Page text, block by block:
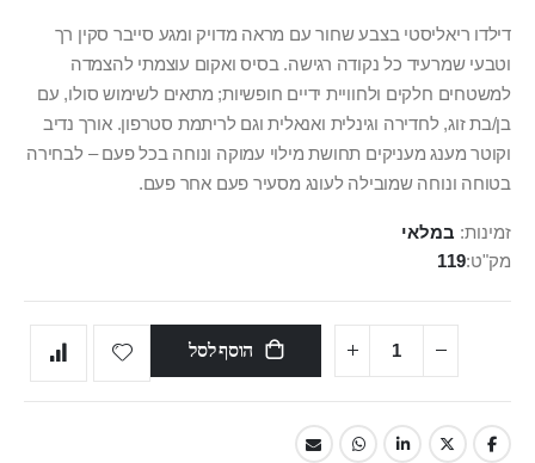
דילדו ריאליסטי בצבע שחור עם מראה מדויק ומגע סייבר סקין רך
וטבעי שמרעיד כל נקודה רגישה. בסיס ואקום עוצמתי להצמדה
למשטחים חלקים ולחוויית ידיים חופשיות; מתאים לשימוש סולו, עם
בן/בת זוג, לחדירה וגינלית ואנאלית וגם לריתמת סטרפון. אורך נדיב
וקוטר מענג מעניקים תחושת מילוי עמוקה ונוחה בכל פעם – לבחירה
בטוחה ונוחה שמובילה לעונג מסעיר פעם אחר פעם.
זמינות: במלאי
מק"ט 119
הוסף לסל